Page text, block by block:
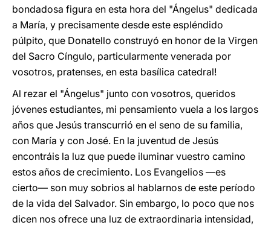
bondadosa figura en esta hora del "Ángelus" dedicada
a María, y precisamente desde este espléndido
púlpito, que Donatello construyó en honor de la Virgen
del Sacro Cíngulo, particularmente venerada por
vosotros, pratenses, en esta basílica catedral!
Al rezar el "Ángelus" junto con vosotros, queridos
jóvenes estudiantes, mi pensamiento vuela a los largos
años que Jesús transcurrió en el seno de su familia,
con María y con José. En la juventud de Jesús
encontráis la luz que puede iluminar vuestro camino
estos años de crecimiento. Los Evangelios ―es
cierto― son muy sobrios al hablarnos de este período
de la vida del Salvador. Sin embargo, lo poco que nos
dicen nos ofrece una luz de extraordinaria intensidad,